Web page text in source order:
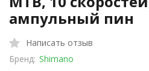
ампульный пин
Написать отзыв
Бренд: Shimano